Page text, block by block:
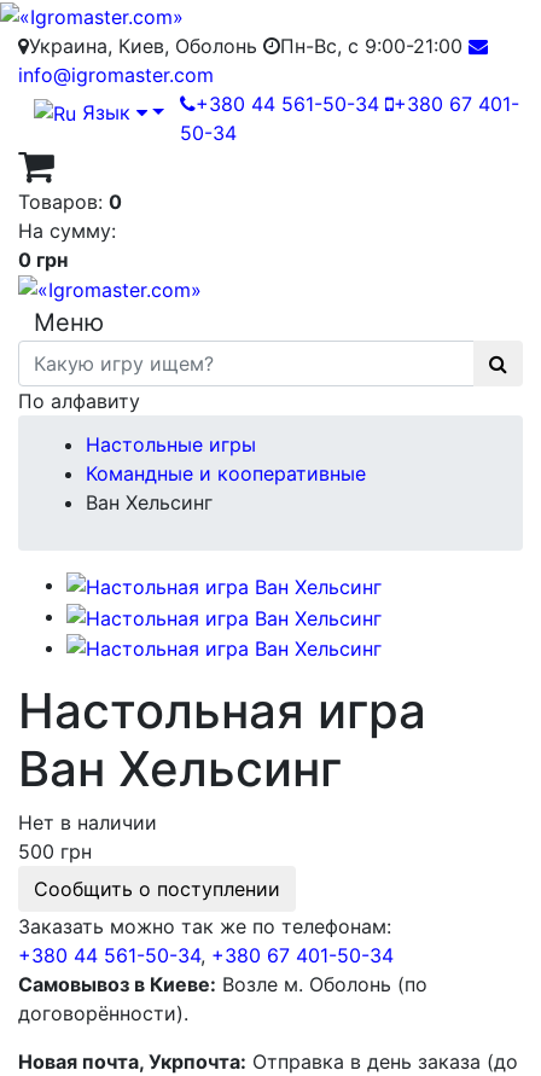
Украина, Киев, Оболонь
Пн-Вс, с 9:00-21:00
info@igromaster.com
Язык
+380 44 561-50-34 +380 67 401-
50-34
Товаров: 0
На сумму:
0 грн
Меню
По алфавиту
Настольные игры
Командные и кооперативные
Ван Хельсинг
Настольная игра
Ван Хельсинг
Нет в наличии
500 грн
Сообщить о поступлении
Заказать можно так же по телефонам:
+380 44 561-50-34, +380 67 401-50-34
Самовывоз в Киеве: Возле м. Оболонь (по
договорённости).
Новая почта, Укрпочта: Отправка в день заказа (до